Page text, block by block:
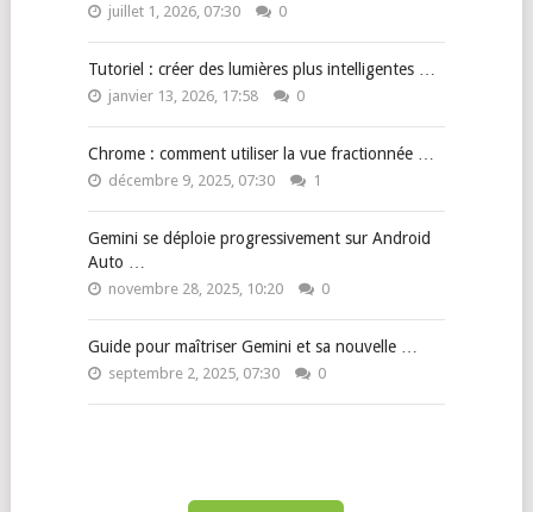
juillet 1, 2026, 07:30 0
Tutoriel : créer des lumières plus intelligentes …
janvier 13, 2026, 17:58 0
Chrome : comment utiliser la vue fractionnée …
décembre 9, 2025, 07:30 1
Gemini se déploie progressivement sur Android
Auto …
novembre 28, 2025, 10:20 0
Guide pour maîtriser Gemini et sa nouvelle …
septembre 2, 2025, 07:30 0